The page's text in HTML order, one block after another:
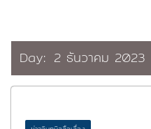
Day: 2 ธันวาคม 2023